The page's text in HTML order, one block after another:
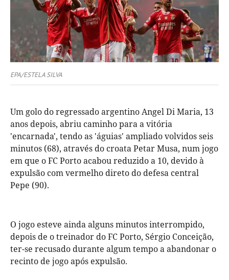
EPA/ESTELA SILVA
Um golo do regressado argentino Angel Di Maria, 13
anos depois, abriu caminho para a vitória
'encarnada', tendo as 'águias' ampliado volvidos seis
minutos (68), através do croata Petar Musa, num jogo
em que o FC Porto acabou reduzido a 10, devido à
expulsão com vermelho direto do defesa central
Pepe (90).
O jogo esteve ainda alguns minutos interrompido,
depois de o treinador do FC Porto, Sérgio Conceição,
ter-se recusado durante algum tempo a abandonar o
recinto de jogo após expulsão.